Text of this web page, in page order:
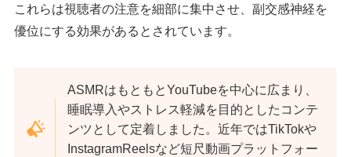
これらは視聴者の注意を細部に集中させ、副交感神経を
優位にする効果があるとされています。
ASMRはもともとYouTubeを中心に広まり、
睡眠導入やストレス軽減を目的としたコンテ
ンツとして定着しました。近年ではTikTokや
InstagramReelsなど短尺動画プラットフォー